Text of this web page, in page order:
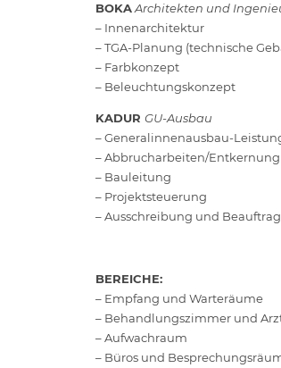
BOKAArchitekten und
– Innenarchitektur
– TGA-Planung (technische
– Farbkonzept
– Beleuchtungskonzept
KADUR GU-Ausbau
–Generalinnenausbau-
– Abbrucharbeiten/Entkernung
– Bauleitung
– Projektsteuerung
– Ausschreibung und
BEREICHE:
– Empfang und Warteräume
– Behandlungszimmer und
– Aufwachraum
– Büros und